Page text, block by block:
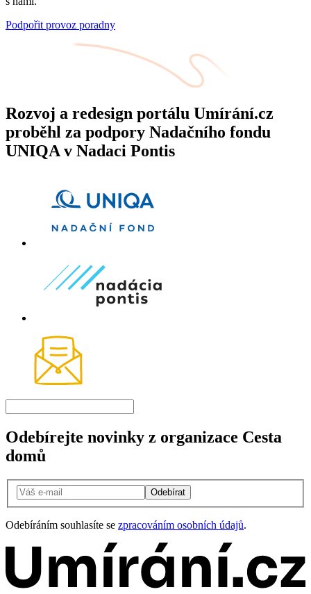
Podpořit provoz poradny
Rozvoj a redesign portálu Umírání.cz
proběhl za podpory Nadačního fondu
UNIQA v Nadaci Pontis
Odebírejte novinky z organizace Cesta
domů
Odebírat
Odebíráním souhlasíte se zpracováním osobních údajů.